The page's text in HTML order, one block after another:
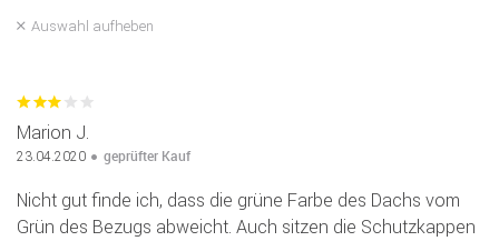
Auswahl aufheben
Marion J.
23.04.2020 geprüfter Kauf
Nicht gut finde ich, dass die grüne Farbe des Dachs vom
Grün des Bezugs abweicht. Auch sitzen die Schutzkappen